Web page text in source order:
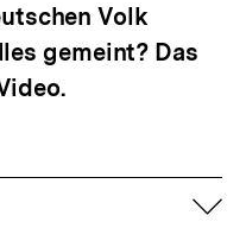
Volk
gemeint? Das